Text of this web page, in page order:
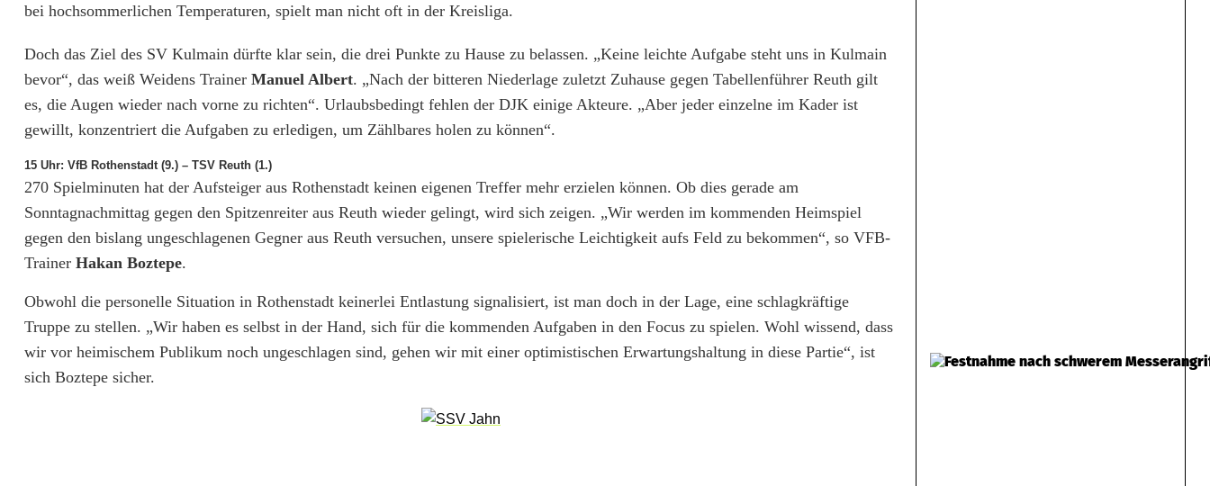
n
R
o
t
h
e
n
s
bei hochsommerlichen Temperaturen, spielt man nicht oft in der Kreisliga.
Doch das Ziel des SV Kulmain dürfte klar sein, die drei Punkte zu Hause zu belassen. „Keine leichte Aufgabe steht uns in Kulmain
bevor“, das weiß Weidens Trainer Manuel Albert. „Nach der bitteren Niederlage zuletzt Zuhause gegen Tabellenführer Reuth gilt
es, die Augen wieder nach vorne zu richten“. Urlaubsbedingt fehlen der DJK einige Akteure. „Aber jeder einzelne im Kader ist
gewillt, konzentriert die Aufgaben zu erledigen, um Zählbares holen zu können“.
15 Uhr: VfB Rothenstadt (9.) – TSV Reuth (1.)
270 Spielminuten hat der Aufsteiger aus Rothenstadt keinen eigenen Treffer mehr erzielen können. Ob dies gerade am
Sonntagnachmittag gegen den Spitzenreiter aus Reuth wieder gelingt, wird sich zeigen. „Wir werden im kommenden Heimspiel
gegen den bislang ungeschlagenen Gegner aus Reuth versuchen, unsere spielerische Leichtigkeit aufs Feld zu bekommen“, so VFB-
Trainer Hakan Boztepe.
Obwohl die personelle Situation in Rothenstadt keinerlei Entlastung signalisiert, ist man doch in der Lage, eine schlagkräftige
Truppe zu stellen. „Wir haben es selbst in der Hand, sich für die kommenden Aufgaben in den Focus zu spielen. Wohl wissend, dass
wir vor heimischem Publikum noch ungeschlagen sind, gehen wir mit einer optimistischen Erwartungshaltung in diese Partie“, ist
sich Boztepe sicher.